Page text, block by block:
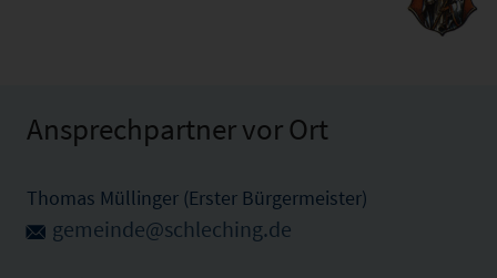
Ansprechpartner vor Ort
Thomas Müllinger (Erster Bürgermeister)
gemeinde@schleching.de